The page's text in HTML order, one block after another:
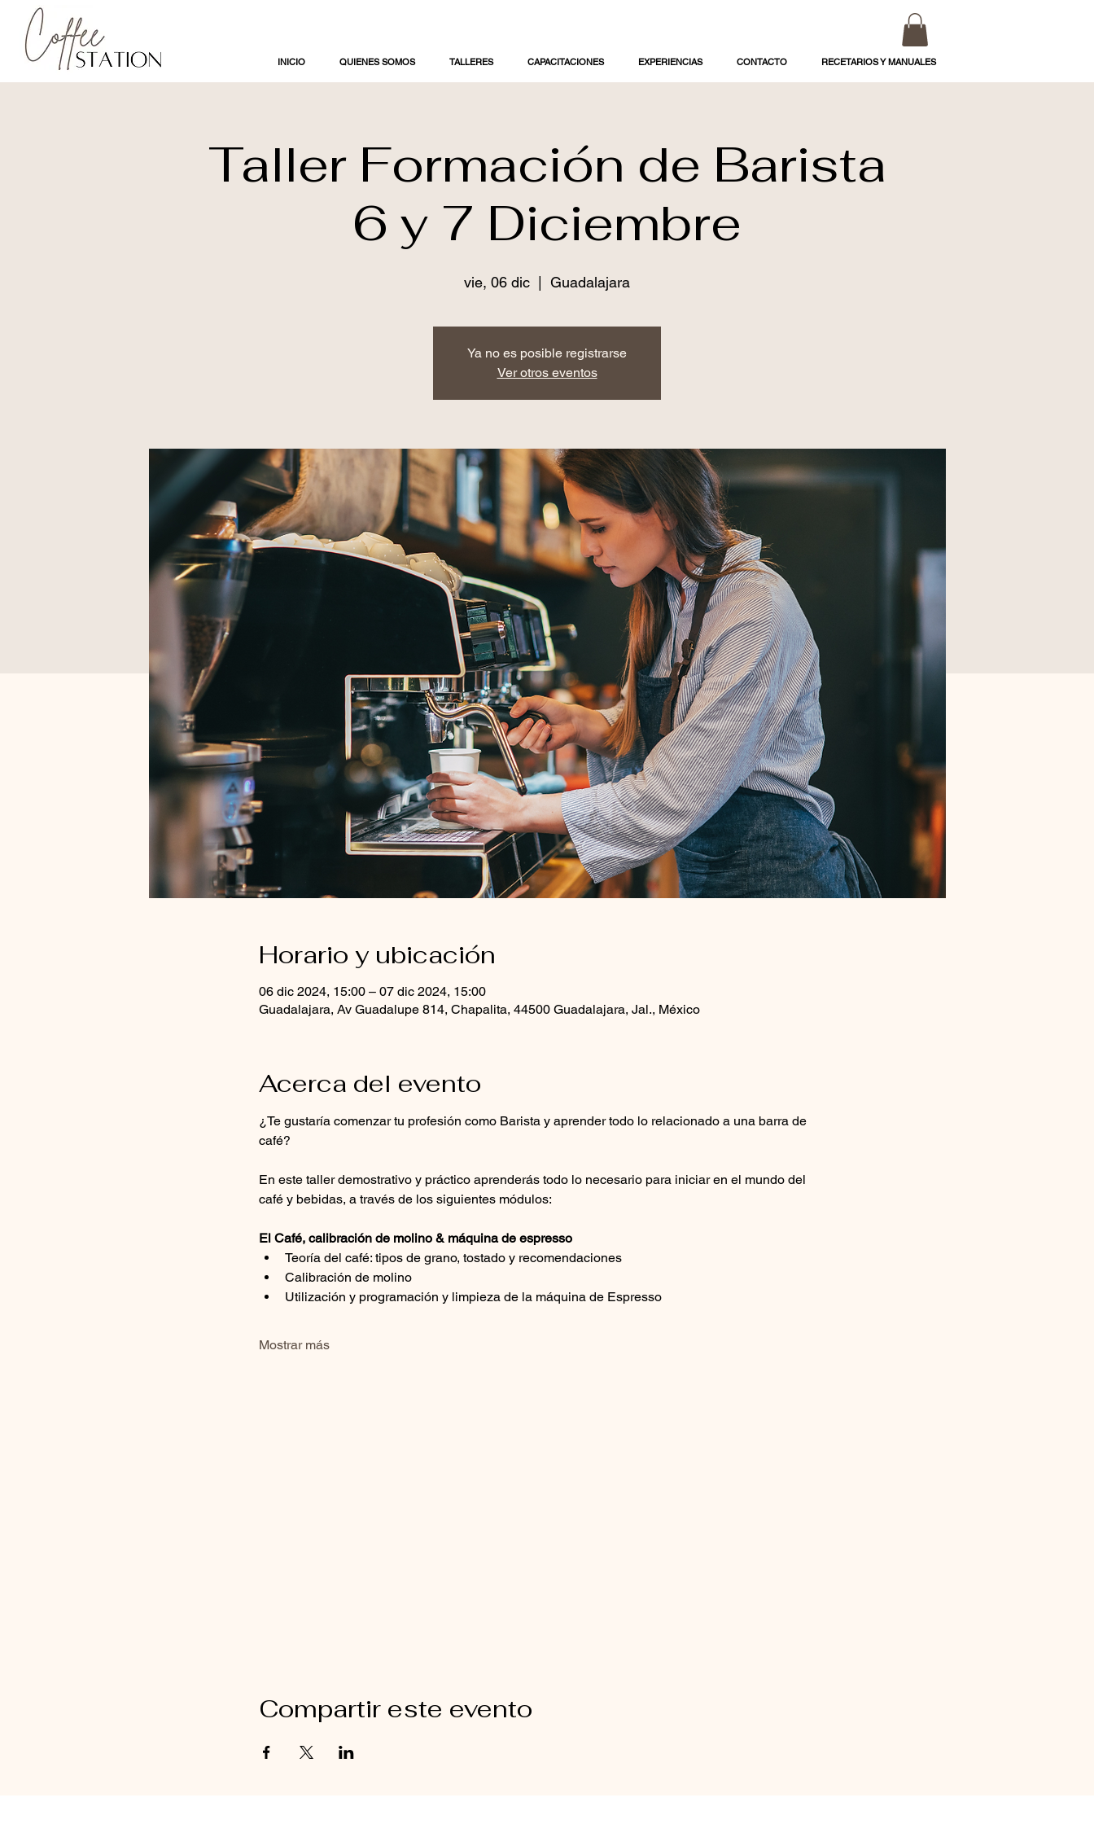
INICIO QUIENES SOMOS TALLERES CAPACITACIONES EXPERIENCIAS CONTACTO RECETARIOS Y MANUALES
Taller Formación de Barista
6 y 7 Diciembre
vie, 06 dic
  |
Guadalajara
Ya no es posible registrarse
Ver otros eventos
Horario y ubicación
06 dic 2024, 15:00 – 07 dic 2024, 15:00
Guadalajara, Av Guadalupe 814, Chapalita, 44500 Guadalajara, Jal., México
Acerca del evento
¿Te gustaría comenzar tu profesión como Barista y aprender todo lo relacionado a una barra de
café?
En este taller demostrativo y práctico aprenderás todo lo necesario para iniciar en el mundo del
café y bebidas, a través de los siguientes módulos:
El Café, calibración de molino & máquina de espresso
Teoría del café: tipos de grano, tostado y recomendaciones
Calibración de molino
Utilización y programación y limpieza de la máquina de Espresso
Mostrar más
Compartir este evento